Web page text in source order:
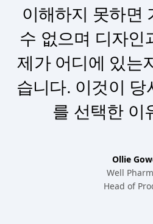
이해하지 못하면
수 없으며 디자인
제가 어디에 있는
습니다. 이것이 당
를 선택한 이
Ollie
Well
Head of